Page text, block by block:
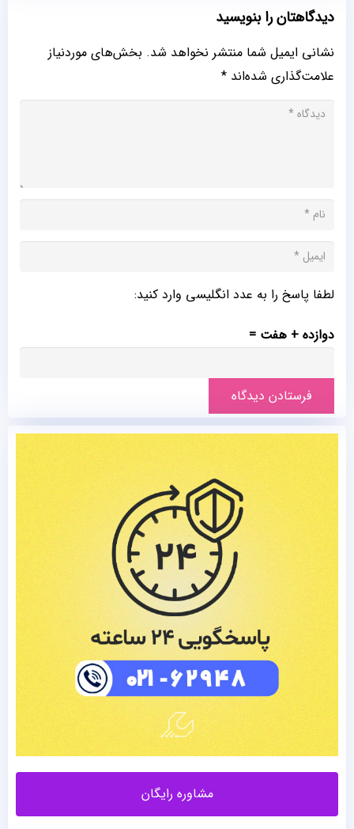
دیدگاهتان را بنویسید
نشانی ایمیل شما منتشر نخواهد شد. بخش‌های موردنیاز
علامت‌گذاری شده‌اند *
لطفا پاسخ را به عدد انگلیسی وارد کنید:
دوازده + هفت =
فرستادن دیدگاه
مشاوره رایگان